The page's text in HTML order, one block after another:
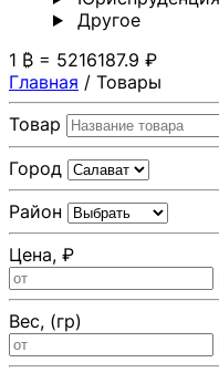
Другoе
1 ₿ = 5216187.9 ₽
Главная / Товары
Товар
Город
Район
Цена, ₽
Вес, (гр)